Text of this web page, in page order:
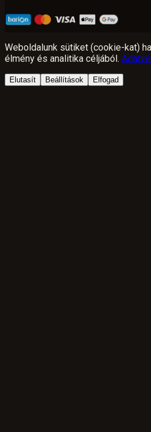
Weboldalunk sütiket (cookie-kat)
élmény és analitika céljából.
Elutasít Beállítások Elfogad